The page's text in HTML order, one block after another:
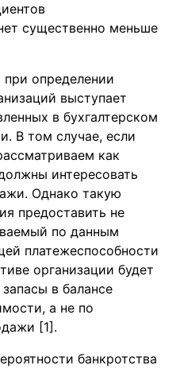
существенно меньше
определении
выступает
в бухгалтерском
В том случае, если
как
интересовать
Однако такую
предоставить не
по данным
платежеспособности
организации будет
в балансе
а не по
[1].
банкротства